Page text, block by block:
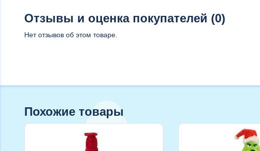
Отзывы и оценка покупателей (0)
Нет отзывов об этом товаре.
Похожие товары